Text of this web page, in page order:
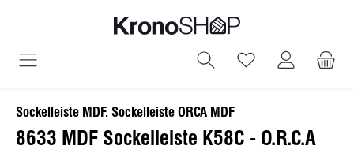
Du hast 0
Sockelleiste MDF, Sockelleiste ORCA MDF
8633 MDF Sockelleiste K58C - O.R.C.A